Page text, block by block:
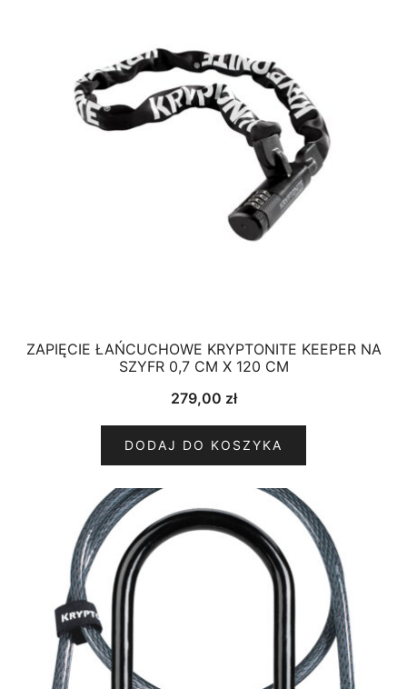
ZAPIĘCIE ŁAŃCUCHOWE KRYPTONITE KEEPER NA
SZYFR 0,7 CM X 120 CM
279,00 zł
DODAJ DO KOSZYKA